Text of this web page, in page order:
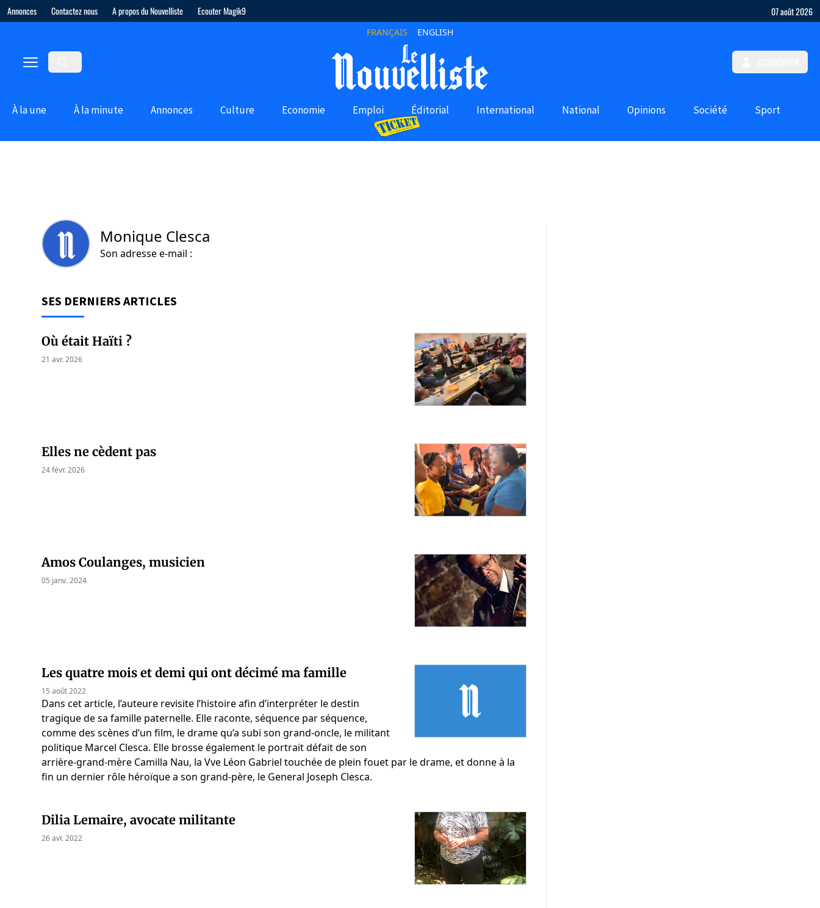
Annonces Contactez nous A propos du Nouvelliste Ecouter Magik9 07 août 2026
FRANÇAIS ENGLISH
À la une À la minute Annonces Culture Economie Emploi Éditorial International National Opinions Société Sport
Monique Clesca
Son adresse e-mail :
SES DERNIERS ARTICLES
Où était Haïti ?
21 avr. 2026
Elles ne cèdent pas
24 févr. 2026
Amos Coulanges, musicien
05 janv. 2024
Les quatre mois et demi qui ont décimé ma famille
15 août 2022
Dans cet article, l’auteure revisite l’histoire afin d’interpréter le destin
tragique de sa famille paternelle. Elle raconte, séquence par séquence,
comme des scènes d’un film, le drame qu’a subi son grand-oncle, le militant
politique Marcel Clesca. Elle brosse également le portrait défait de son
arrière-grand-mère Camilla Nau, la Vve Léon Gabriel touchée de plein fouet par le drame, et donne à la
fin un dernier rôle héroïque a son grand-père, le General Joseph Clesca.
Dilia Lemaire, avocate militante
26 avr. 2022